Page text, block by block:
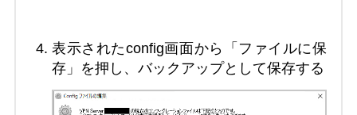
表示されたconfig画面から「ファイルに保
存」を押し、バックアップとして保存する